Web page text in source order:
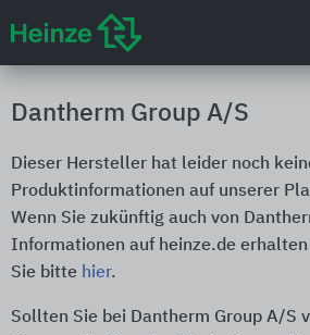
Dantherm Group A/S
Dieser Hersteller hat leider noch
Produktinformationen auf unserer
Wenn Sie zukünftig auch von
Informationen auf heinze.de
Sie bitte hier.
Sollten Sie bei Dantherm Group A/S